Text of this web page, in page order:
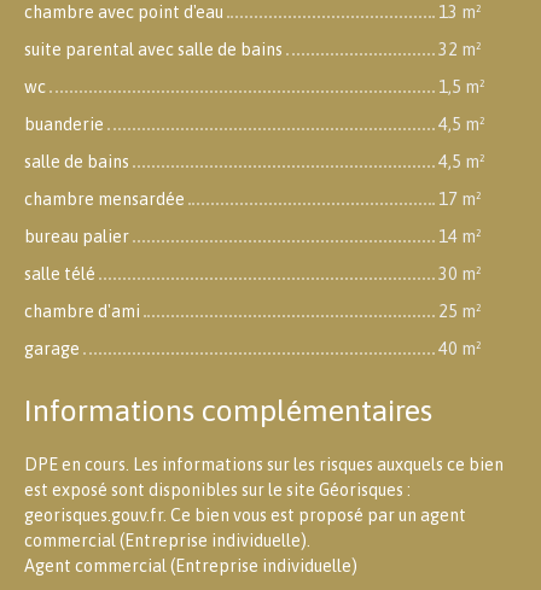
chambre avec point d'eau
13 m²
suite parental avec salle de bains
32 m²
wc
1,5 m²
buanderie
4,5 m²
salle de bains
4,5 m²
chambre mensardée
17 m²
bureau palier
14 m²
salle télé
30 m²
chambre d'ami
25 m²
garage
40 m²
Informations complémentaires
DPE en cours. Les informations sur les risques auxquels ce bien
est exposé sont disponibles sur le site Géorisques :
georisques.gouv.fr. Ce bien vous est proposé par un agent
commercial (Entreprise individuelle).
Agent commercial (Entreprise individuelle)